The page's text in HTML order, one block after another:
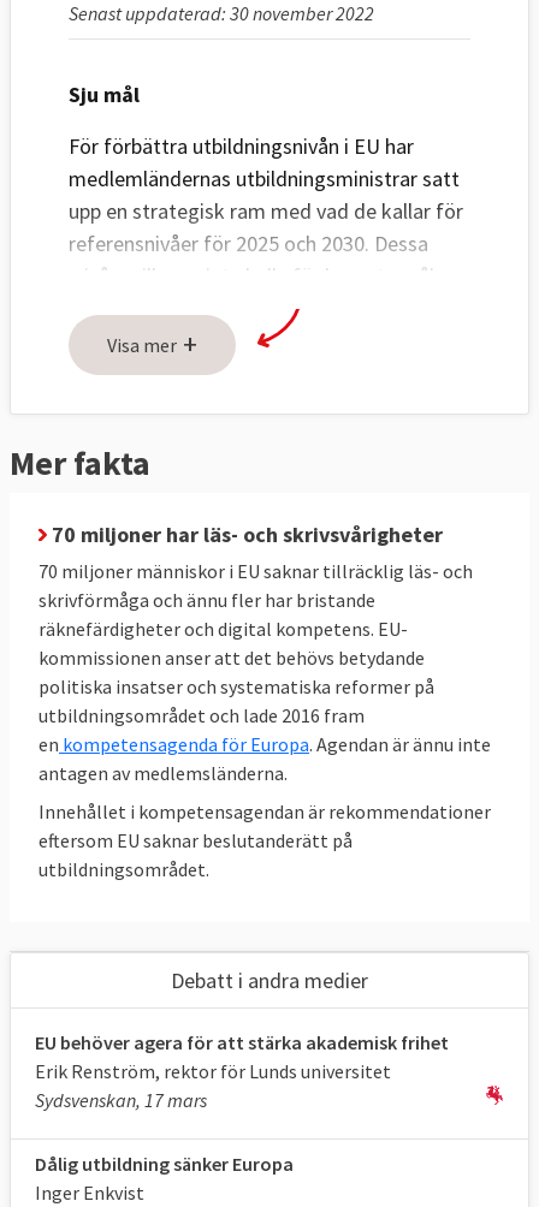
Senast uppdaterad: 30 november 2022
Sju mål
För förbättra utbildningsnivån i EU har
medlemländernas utbildningsministrar satt
upp en strategisk ram med vad de kallar för
referensnivåer för 2025 och 2030. Dessa
nivåer vill man inte kalla för konreta mål,
eftersom utbilning är nationell kompentens i
EU. Därför ber ministrarna länderna
överväga att anta referensnivåerna som
Referensnivåer för förbättrad
Andelen nyutexaminerade från en
yrkesutbildning som fått
arbetsplatspraktik bör vara minst
60 %
2025
Minst 47 % mellan 25–64 år ska ha
deltagit i vidareutbildning det
senaste året
2025
Andelen personer 25–34 år med
eftergymnasial utbildning bör vara
minst 45 %
Andelen unga med högst
Minst 96 % av barnen från tre års
ålder och åldern ska delta i
Andelen åttondeklassare med svaga
färdigheter i datorkunskap och
understiga 15 %
Andelen 15-åringar med svaga
Visa mer +
Mer fakta
70 miljoner har läs- och skrivsvårigheter
70 miljoner människor i EU saknar tillräcklig läs- och
skrivförmåga och ännu fler har bristande
räknefärdigheter och digital kompetens. EU-
kommissionen anser att det behövs betydande
politiska insatser och systematiska reformer på
utbildningsområdet och lade 2016 fram
en kompetensagenda för Europa. Agendan är ännu inte
antagen av medlemsländerna.
Innehållet i kompetensagendan är rekommendationer
eftersom EU saknar beslutanderätt på
utbildningsområdet.
Debatt i andra medier
EU behöver agera för att stärka akademisk frihet
Erik Renström, rektor för Lunds universitet
Sydsvenskan, 17 mars
Dålig utbildning sänker Europa
Inger Enkvist